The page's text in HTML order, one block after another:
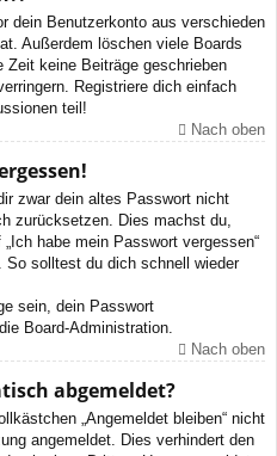
dein Benutzerkonto aus verschieden
Außerdem löschen viele Boards
Zeit keine Beiträge geschrieben
Registriere dich einfach
teil!
Nach oben
zwar dein altes Passwort nicht
zurücksetzen. Dies machst du,
habe mein Passwort vergessen“
So solltest du dich schnell wieder
sein, dein Passwort
Board-Administration.
Nach oben
abgemeldet?
„Angemeldet bleiben“ nicht
angemeldet. Dies verhindert den